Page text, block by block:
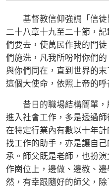
基督教信仰強調「信徒
二十八章十九至二十節，
們要去，使萬民作我的門
們施洗，凡我所吩咐你們
與你們同在，直到世界的
這個大使命，依照上帝的呼
昔日的職場結構簡單，
進入社會工作，多是透過
在特定行業內有數以十年
找工作的助手，亦是讓自
承。師父既是老師，也扮
作崗位上，邊做、邊教、
然，有幸跟隨好的師父，